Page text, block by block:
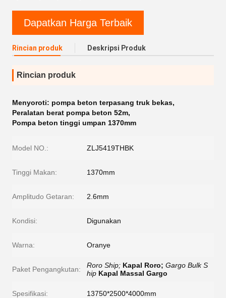
Dapatkan Harga Terbaik
Rincian produk Deskripsi Produk
Rincian produk
Menyoroti: pompa beton terpasang truk bekas,
Peralatan berat pompa beton 52m,
Pompa beton tinggi umpan 1370mm
Model NO.: ZLJ5419THBK
Tinggi Makan: 1370mm
Amplitudo Getaran: 2.6mm
Kondisi: Digunakan
Warna: Oranye
Paket Pengangkutan: Roro Ship; Kapal Roro; Gargo Bulk S
hip Kapal Massal Gargo
Spesifikasi: 13750*2500*4000mm